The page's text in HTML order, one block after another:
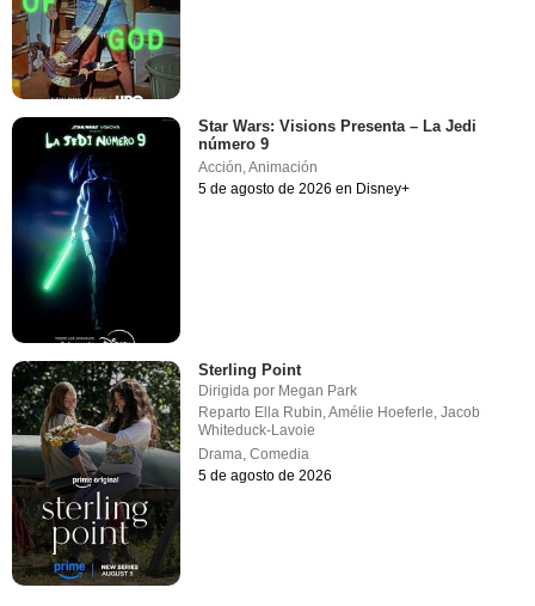
Star Wars: Visions Presenta – La Jedi
número 9
Acción,Animación
5 de agosto de 2026 en Disney+
Sterling Point
Dirigida por Megan Park
Reparto Ella Rubin ,Amélie Hoeferle ,Jacob
Whiteduck-Lavoie
Drama ,Comedia
5 de agosto de 2026